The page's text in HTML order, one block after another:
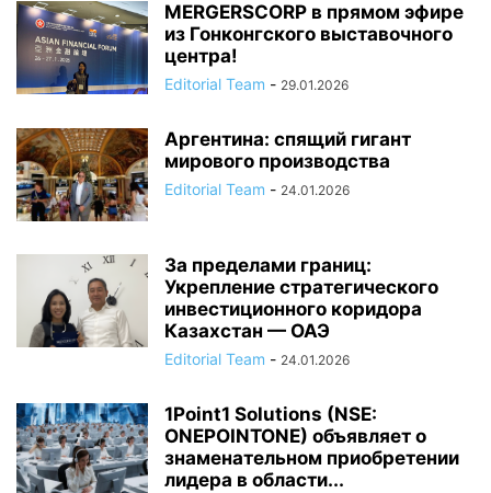
MERGERSCORP в прямом эфире
из Гонконгского выставочного
центра!
Editorial Team - 29.01.2026
Аргентина: спящий гигант
мирового производства
Editorial Team - 24.01.2026
За пределами границ:
Укрепление стратегического
инвестиционного коридора
Казахстан — ОАЭ
Editorial Team - 24.01.2026
1Point1 Solutions (NSE:
ONEPOINTONE) объявляет о
знаменательном приобретении
лидера в области...